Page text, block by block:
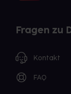
Fragen zu
Kontakt
FAQ